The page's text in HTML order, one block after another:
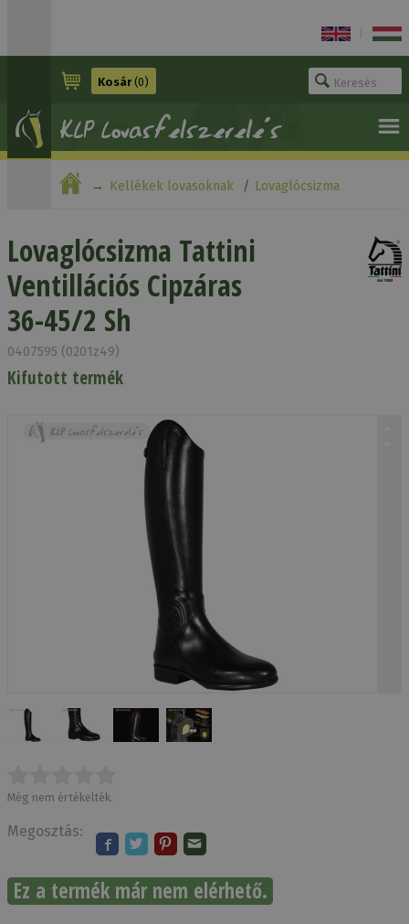
Kosár(0)
Kellékek lovasoknak Lovaglócsizma
Lovaglócsizma Tattini Ventillációs Cipzáras 36-45/2 Sh
Lovaglócsizma Tattini
Ventillációs Cipzáras
36-45/2 Sh
0407595 (0201z49)
Kifutott termék
Még nem értékelték.
Megosztás:
Ez a termék már nem elérhető.